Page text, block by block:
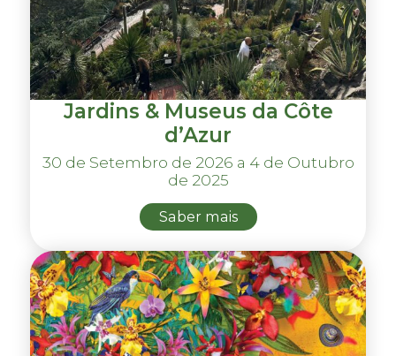
Jardins & Museus da Côte
d’Azur
30 de Setembro de 2026 a 4 de Outubro
de 2025
Saber mais